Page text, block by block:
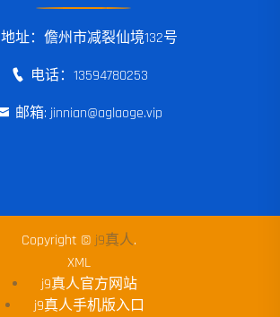
地址：儋州市减裂仙境132号
电话：13594780253
邮箱: jinnian@aglaoge.vip
Copyright © j9真人.
XML
j9真人官方网站
j9真人手机版入口